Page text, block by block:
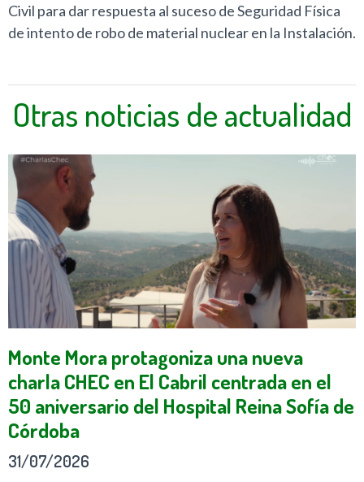
Civil para dar respuesta al suceso de Seguridad Física
de intento de robo de material nuclear en la Instalación.
Otras noticias de actualidad
Monte Mora protagoniza una nueva
charla CHEC en El Cabril centrada en el
50 aniversario del Hospital Reina Sofía de
Córdoba
31/07/2026